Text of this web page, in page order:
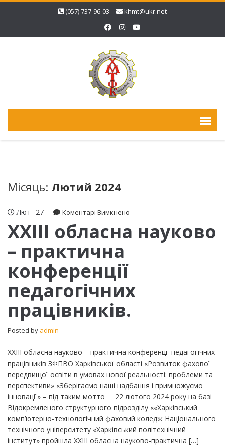
(057) 737-96-03 khmt@ukr.net
Місяць: Лютий 2024
Лют 27 Коментарі Вимкнено
обласна
педагогічних
працівників.
XXIII обласна науково
– практична
конференції
педагогічних
працівників.
Posted by admin
XXIII обласна науково – практична конференції педагогічних
працівників ЗФПВО Харківської області «Розвиток фахової
передвищої освіти в умовах нової реальності: проблеми та
перспективи» «Зберігаємо наші надбання і примножуємо
інновації» – під таким мотто 22 лютого 2024 року на базі
Відокремленого структурного підрозділу ««Харківський
комп’ютерно-технологічний фаховий коледж Національного
технічного університету «Харківський політехнічний
інститут» пройшла ХХІІІ обласна науково-практична […]